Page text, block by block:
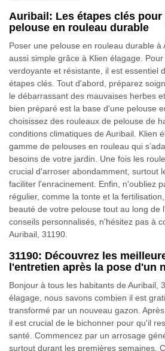
Auribail: Les étapes clés pour
pelouse en rouleau durable
Poser une pelouse en rouleau durable à
aussi simple grâce à Klien élagage.
verdoyante et résistante, il est essentiel
étapes clés. Tout d'abord, préparez
le débarrassant des mauvaises herbes
bien préparé est la base d'une pelouse
choisissez des rouleaux de pelouse de
conditions climatiques de Auribail. Klien
gamme de pelouses en rouleau qui
besoins de votre jardin. Une fois les
crucial d'arroser abondamment, surtout
faciliter l'enracinement. Enfin, n'oubliez
régulier, comme la tonte et la
beauté de votre pelouse tout au long de
conseils personnalisés, n'hésitez pas à
Auribail, 31190.
31190: Découvrez les
l'entretien après la pose d'un
Bonjour à tous les habitants de Auribail,
élagage, nous savons combien il est
transformé par un nouveau gazon.
il est crucial de le bichonner pour qu'il
santé. Commencez par un arrosage
surtout durant les premières semaines.